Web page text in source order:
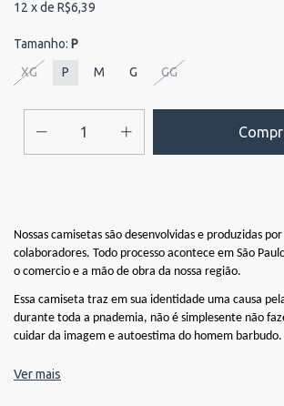
12 x de R$6,39
Tamanho: P
XG
P M G GG
Nossas camisetas são desenvolvidas e produzidas por
colaboradores. Todo processo acontece em São
o comercio e a mão de obra da nossa região.
Essa camiseta traz em sua identidade uma causa
durante toda a pnademia, não é simplesente não
cuidar da imagem e autoestima do homem barbudo.
Ver mais